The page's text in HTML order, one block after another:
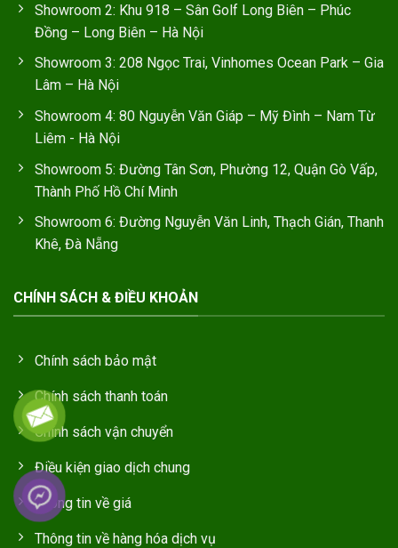
Showroom 2: Khu 918 – Sân Golf Long Biên – Phúc
Đồng – Long Biên – Hà Nội
Showroom 3: 208 Ngọc Trai, Vinhomes Ocean Park – Gia
Lâm – Hà Nội
Showroom 4: 80 Nguyễn Văn Giáp – Mỹ Đình – Nam Từ
Liêm - Hà Nội
Showroom 5: Đường Tân Sơn, Phường 12, Quận Gò Vấp,
Thành Phố Hồ Chí Minh
Showroom 6: Đường Nguyễn Văn Linh, Thạch Gián, Thanh
Khê, Đà Nẵng
CHÍNH SÁCH & ĐIỀU KHOẢN
Chính sách bảo mật
Chính sách thanh toán
Chính sách vận chuyển
Điều kiện giao dịch chung
Thông tin về giá
Thông tin về hàng hóa dịch vụ